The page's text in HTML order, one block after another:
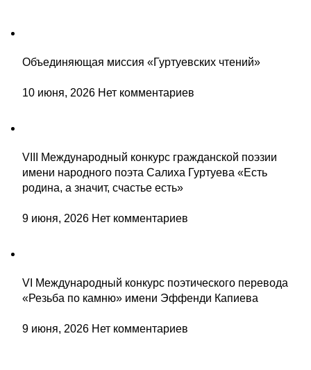
Объединяющая миссия «Гуртуевских чтений»
10 июня, 2026 Нет комментариев
VIII Международный конкурс гражданской поэзии
имени народного поэта Салиха Гуртуева «Есть
родина, а значит, счастье есть»
9 июня, 2026 Нет комментариев
VI Международный конкурс поэтического перевода
«Резьба по камню» имени Эффенди Капиева
9 июня, 2026 Нет комментариев